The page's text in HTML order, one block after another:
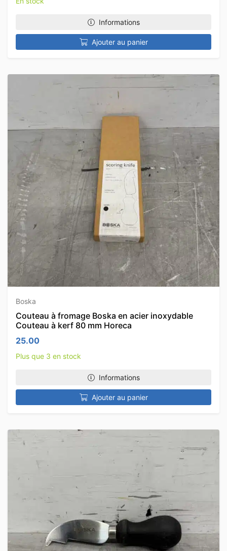
Informations
Ajouter au panier
Boska
Couteau à fromage Boska en acier inoxydable
Couteau à kerf 80 mm Horeca
25.00
Plus que 3 en stock
Informations
Ajouter au panier